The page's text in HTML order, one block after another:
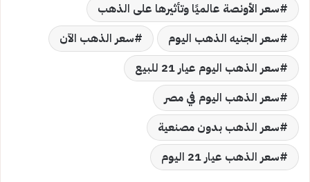
سعر الأونصة عالميًا وتأثيرها على الذهب
سعر الجنيه الذهب اليوم
سعر الذهب الآن
سعر الذهب اليوم عيار 21 للبيع
سعر الذهب اليوم في مصر
سعر الذهب بدون مصنعية
سعر الذهب عيار 21 اليوم